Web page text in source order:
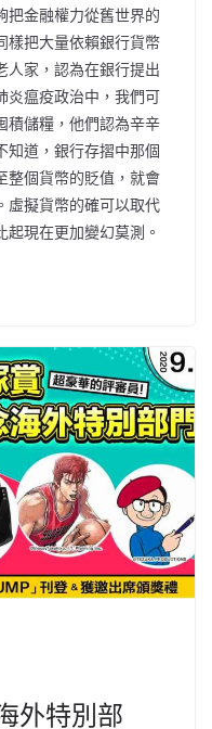
把金融權力從舊世界的
樣把大量依賴銀行貨幣
人家，認為在銀行提出
炎瘟疫政治中，我們可
積儲糧，他們認為辛辛
知道，銀行存摺中那個
整個貨幣的貶值，就會
虛擬貨幣的確可以取代
現在更加變幻莫測。
外特別部